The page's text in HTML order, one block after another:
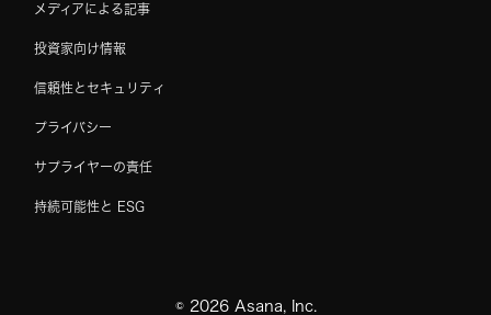
メディアによる記事
投資家向け情報
信頼性とセキュリティ
プライバシー
サプライヤーの責任
持続可能性と ESG
© 2026Asana, Inc.